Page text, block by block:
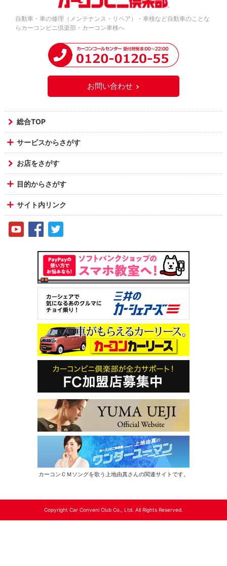
自動車・車の修理（メンテナンス・リペア）・車検など自動車のことな
らカーコンビニ倶楽部・カーコン車検へ
お問い合わせ
総合TOP
サービスからさがす
お店をさがす
目的からさがす
サイト内リンク
カーコンＣＭソングを歌う上地由真さんの関連サイトです。
Copyright Car Conveni Club Co., Ltd. All Rights Reserved.